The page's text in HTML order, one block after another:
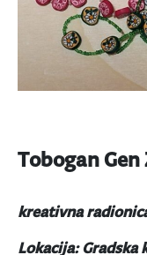
Tobogan
kreativna
Lokacija: